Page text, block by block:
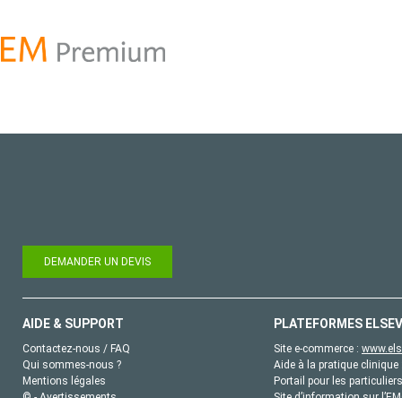
DEMANDER UN DEVIS
AIDE & SUPPORT
Contactez-nous / FAQ
Qui sommes-nous ?
Mentions légales
PLATEFORMES
Site e-commerce :
Aide à la pratique
Portail pour les